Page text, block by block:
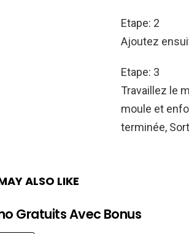
Etape: 2
Ajoutez
Etape: 3
Travaillez le
moule et
terminée,
ALSO LIKE
Gratuits Avec Bonus